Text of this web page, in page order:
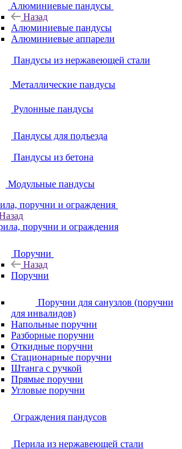
Алюминиевые пандусы
Назад
Алюминиевые пандусы
Алюминиевые аппарели
Пандусы из нержавеющей стали
Металлические пандусы
Рулонные пандусы
Пандусы для подъезда
Пандусы из бетона
Модульные пандусы
поручни и ограждения
поручни и ограждения
Поручни
Назад
Поручни
Поручни для санузлов (поручни
для инвалидов)
Напольные поручни
Разборные поручни
Откидные поручни
Стационарные поручни
Штанга с ручкой
Прямые поручни
Угловые поручни
Ограждения пандусов
Перила из нержавеющей стали